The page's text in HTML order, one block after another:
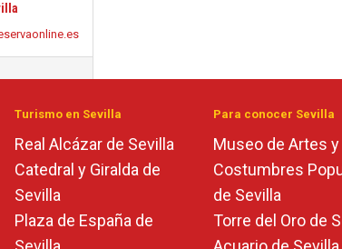
Turismo en Sevilla
Real Alcázar de Sevilla
Catedral y Giralda de
Sevilla
Plaza de España de
Para conocer Sevilla
Museo de Artes y
Costumbres
de Sevilla
Torre del Oro de